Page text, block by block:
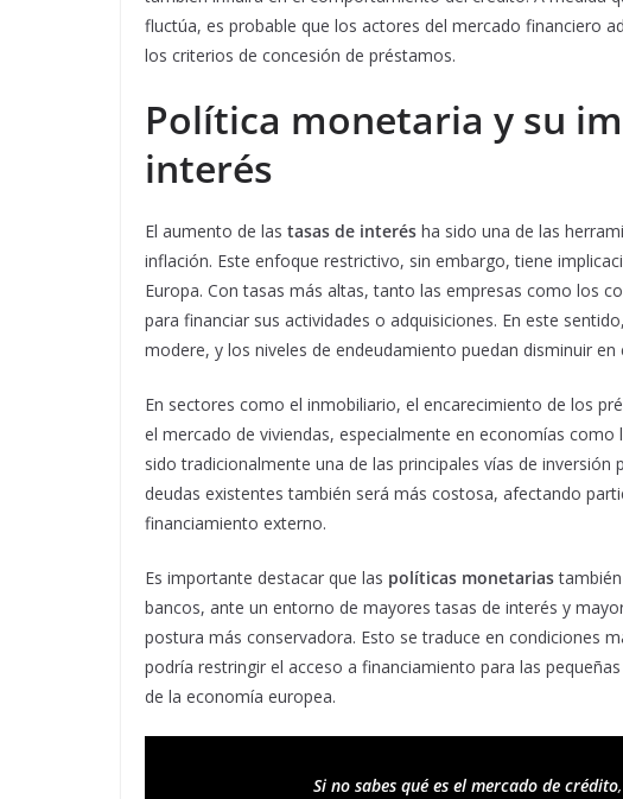
fluctúa, es probable que los actores del mercado financiero
los criterios de concesión de préstamos.
Política monetaria y su
interés
El aumento de las tasas de interés ha sido una de las
inflación. Este enfoque restrictivo, sin embargo, tiene
Europa. Con tasas más altas, tanto las empresas como los
para financiar sus actividades o adquisiciones. En este
modere, y los niveles de endeudamiento puedan disminuir
En sectores como el inmobiliario, el encarecimiento de los
el mercado de viviendas, especialmente en economías
sido tradicionalmente una de las principales vías de
deudas existentes también será más costosa, afectando
financiamiento externo.
Es importante destacar que las políticas monetarias
bancos, ante un entorno de mayores tasas de interés y
postura más conservadora. Esto se traduce en condiciones
podría restringir el acceso a financiamiento para las
de la economía europea.
Si no sabes qué es el mercado de crédito,